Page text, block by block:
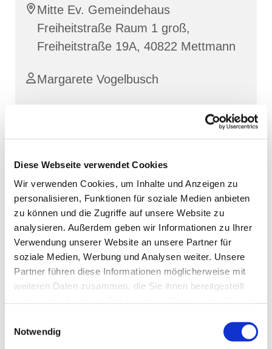
Diese Webseite verwendet Cookies
Wir verwenden Cookies, um Inhalte und Anzeigen zu
personalisieren, Funktionen für soziale Medien anbieten
zu können und die Zugriffe auf unsere Website zu
analysieren. Außerdem geben wir Informationen zu Ihrer
Verwendung unserer Website an unsere Partner für
soziale Medien, Werbung und Analysen weiter. Unsere
Partner führen diese Informationen möglicherweise mit
weiteren Daten zusammen, die Sie ihnen bereitgestellt
Notwendig
Mitte Ev. Gemeindehaus
Freiheitstraße Raum 1 groß,
Freiheitstraße 19A, 40822 Mettmann
Margarete Vogelbusch